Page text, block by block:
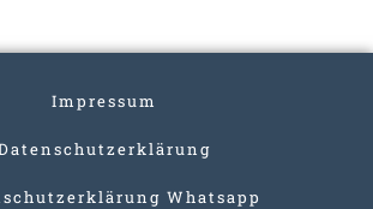
Impressum
Whatsapp